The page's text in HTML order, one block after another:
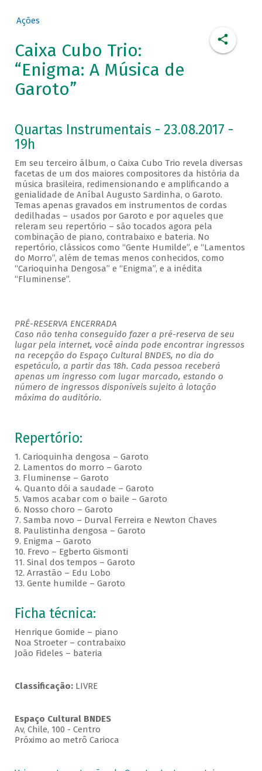
Ações
Caixa Cubo Trio:
“Enigma: A Música de
Garoto”
Quartas Instrumentais - 23.08.2017 -
19h
Em seu terceiro álbum, o Caixa Cubo Trio revela diversas
facetas de um dos maiores compositores da história da
música brasileira, redimensionando e amplificando a
genialidade de Aníbal Augusto Sardinha, o Garoto.
Temas apenas gravados em instrumentos de cordas
dedilhadas – usados por Garoto e por aqueles que
releram seu repertório – são tocados agora pela
combinação de piano, contrabaixo e bateria. No
repertório, clássicos como “Gente Humilde”, e “Lamentos
do Morro”, além de temas menos conhecidos, como
“Carioquinha Dengosa” e “Enigma”, e a inédita
“Fluminense”.
PRÉ-RESERVA ENCERRADA
Caso não tenha conseguido fazer a pré-reserva de seu
lugar pela internet, você ainda pode encontrar ingressos
na recepção do Espaço Cultural BNDES, no dia do
espetáculo, a partir das 18h. Cada pessoa receberá
apenas um ingresso com lugar marcado, estando o
número de ingressos disponíveis sujeito à lotação
máxima do auditório.
Repertório:
1. Carioquinha dengosa – Garoto
2. Lamentos do morro – Garoto
3. Fluminense – Garoto
4. Quanto dói a saudade – Garoto
5. Vamos acabar com o baile – Garoto
6. Nosso choro – Garoto
7. Samba novo – Durval Ferreira e Newton Chaves
8. Paulistinha dengosa – Garoto
9. Enigma – Garoto
10. Frevo – Egberto Gismonti
11. Sinal dos tempos – Garoto
12. Arrastão – Edu Lobo
13. Gente humilde – Garoto
Ficha técnica:
Henrique Gomide – piano
Noa Stroeter – contrabaixo
João Fideles – bateria
Classificação:LIVRE
Espaço Cultural BNDES
Av, Chile, 100 - Centro
Próximo ao metrô Carioca